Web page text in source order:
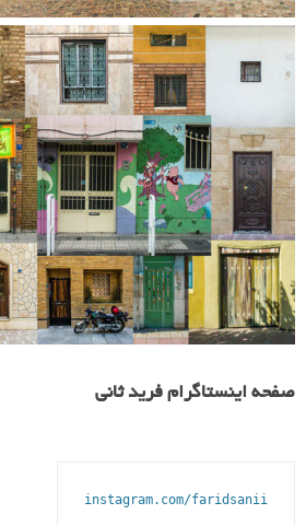
صفحه اینستاگرام فرید ثانی
instagram.com/faridsanii